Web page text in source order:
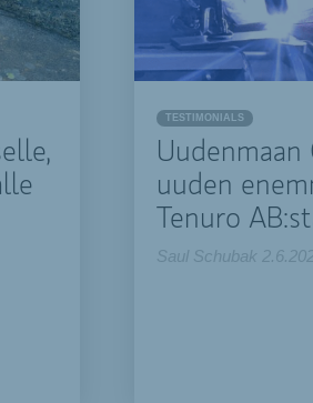
TESTIMONIALS
uuden
Tenuro
Saul Schubak